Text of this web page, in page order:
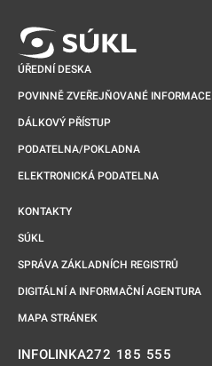
ÚŘEDNÍ DESKA
POVINNĚ ZVEŘEJŇOVANÉ INFORMACE
DÁLKOVÝ PŘÍSTUP
PODATELNA/POKLADNA
ELEKTRONICKÁ PODATELNA
KONTAKTY
SÚKL
SPRÁVA ZÁKLADNÍCH REGISTRŮ
DIGITÁLNÍ A INFORMAČNÍ AGENTURA
MAPA STRÁNEK
INFOLINKA272 185 555